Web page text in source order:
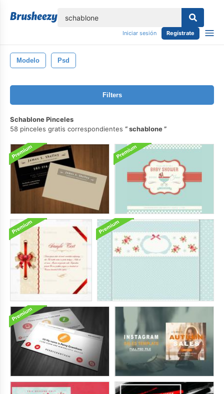
Iniciar sesión Regístrate
Modelo Psd
Filters
Schablone Pinceles
58 pinceles gratis correspondientes
schablone